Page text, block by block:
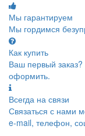
Мы гарантируем
Мы гордимся
Как купить
Ваш первый
оформить.
Всегда на связи
Связаться с нами
e-mail, телефон,